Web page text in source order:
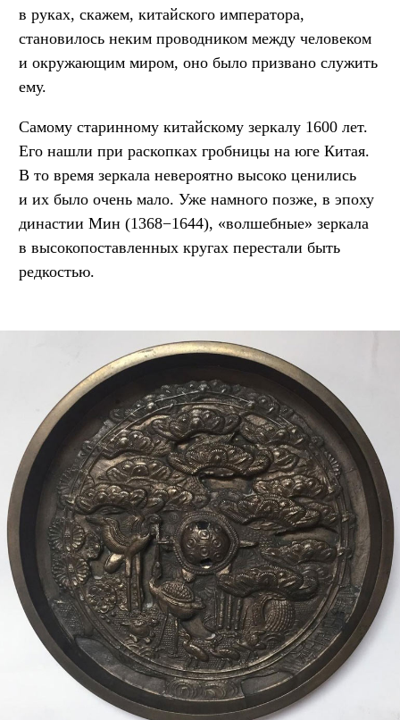
в руках, скажем, китайского императора,
становилось неким проводником между человеком
и окружающим миром, оно было призвано служить
ему.
Самому старинному китайскому зеркалу 1600 лет.
Его нашли при раскопках гробницы на юге Китая.
В то время зеркала невероятно высоко ценились
и их было очень мало. Уже намного позже, в эпоху
династии Мин (1368−1644), «волшебные» зеркала
в высокопоставленных кругах перестали быть
редкостью.